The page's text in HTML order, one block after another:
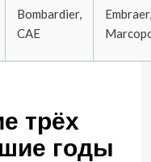
Bombardier,
CAE
Embraer,
трёх
годы